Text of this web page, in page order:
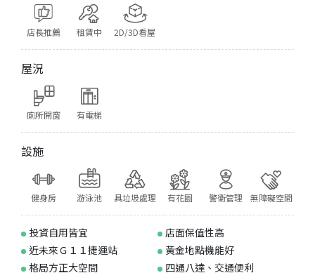
店長推薦 租賃中 2D/3D看屋
屋況
廁所開窗 有電梯
設施
健身房 游泳池 具垃圾處理 有花園 警衛管理 無障礙空間
投資自用皆宜
店面保值性高
近未來Ｇ１１捷運站
黃金地點機能好
格局方正大空間
四通八達、交通便利